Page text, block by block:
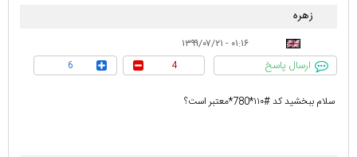
زهره
۰۱:۱۶ - ۱۳۹۹/۰۷/۲۱
ارسال پاسخ 4
6
سلام ببخشید کد #۱۱۰*780*معتبر است؟